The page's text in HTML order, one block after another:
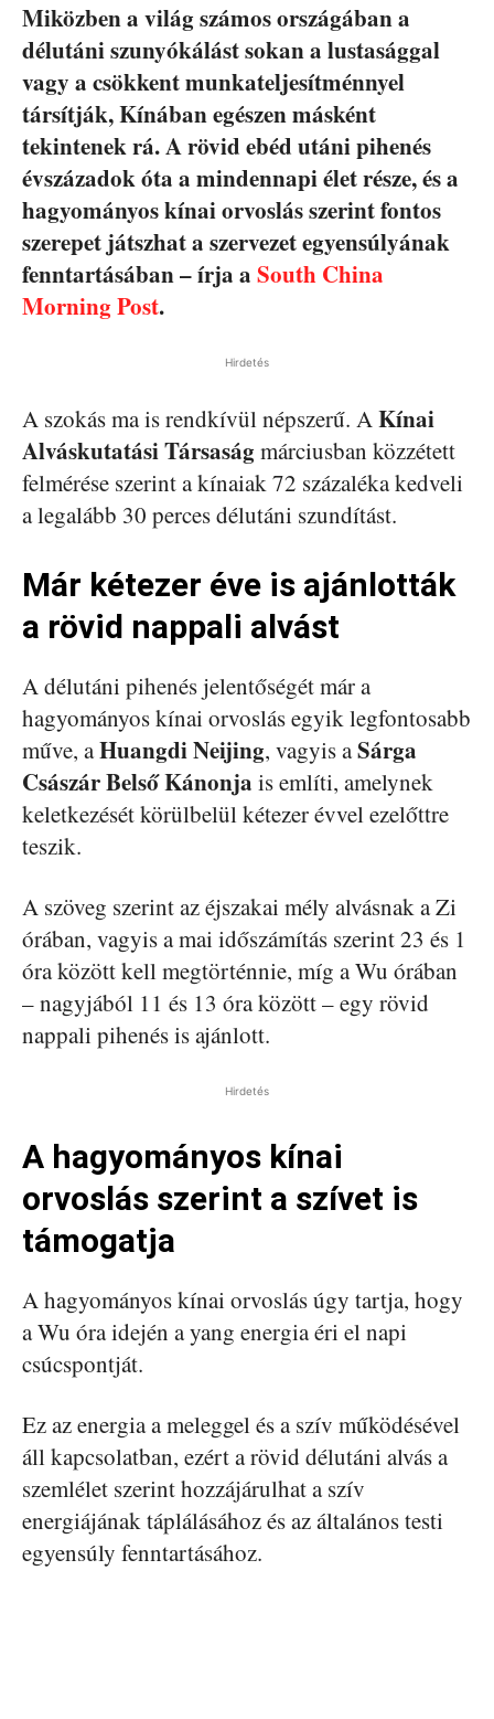
Miközben a világ számos országában a
délutáni szunyókálást sokan a lustasággal
vagy a csökkent munkateljesítménnyel
társítják, Kínában egészen másként
tekintenek rá. A rövid ebéd utáni pihenés
évszázadok óta a mindennapi élet része, és a
hagyományos kínai orvoslás szerint fontos
szerepet játszhat a szervezet egyensúlyának
fenntartásában – írja a South China
Morning Post.
Hirdetés
A szokás ma is rendkívül népszerű. AKínai
Alváskutatási Társaságmárciusban közzétett
felmérése szerint a kínaiak 72 százaléka kedveli
a legalább 30 perces délutáni szundítást.
Már kétezer éve is ajánlották
a rövid nappali alvást
A délutáni pihenés jelentőségét már a
hagyományos kínai orvoslás egyik legfontosabb
műve, aHuangdi Neijing, vagyis aSárga
Császár Belső Kánonja is említi, amelynek
keletkezését körülbelül kétezer évvel ezelőttre
teszik.
A szöveg szerint az éjszakai mély alvásnak a Zi
órában, vagyis a mai időszámítás szerint 23 és 1
óra között kell megtörténnie, míg a Wu órában
– nagyjából 11 és 13 óra között – egy rövid
nappali pihenés is ajánlott.
Hirdetés
A hagyományos kínai
orvoslás szerint a szívet is
támogatja
A hagyományos kínai orvoslás úgy tartja, hogy
a Wu óra idején a yang energia éri el napi
csúcspontját.
Ez az energia a meleggel és a szív működésével
áll kapcsolatban, ezért a rövid délutáni alvás a
szemlélet szerint hozzájárulhat a szív
energiájának táplálásához és az általános testi
egyensúly fenntartásához.